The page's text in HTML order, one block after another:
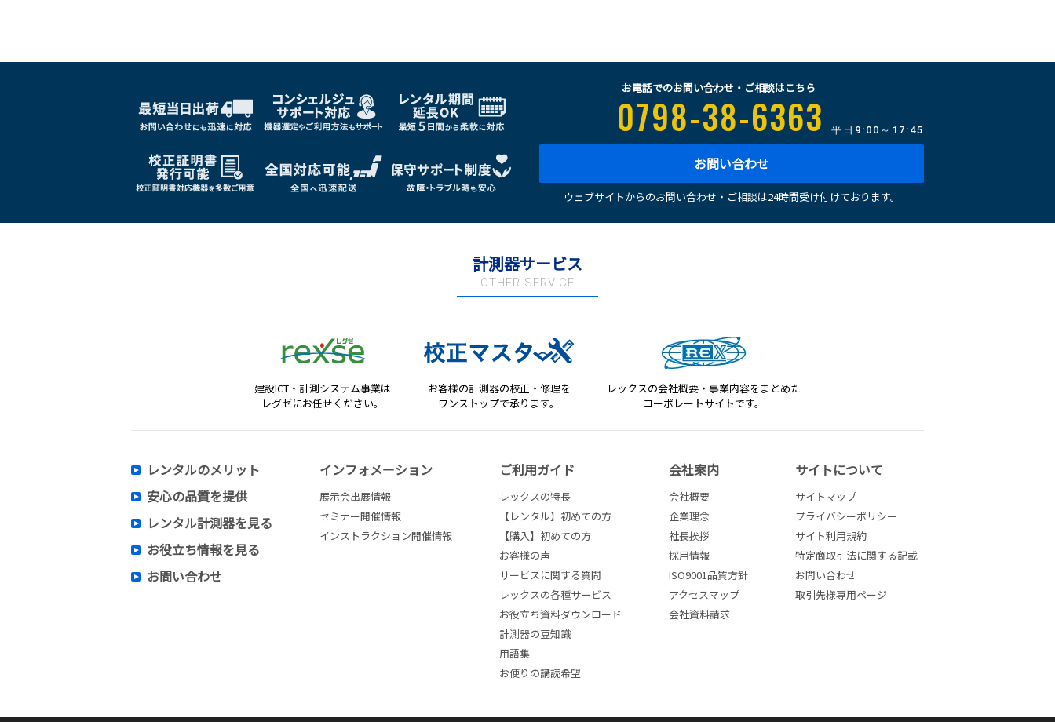
お電話でのお問い合わせ・ご相談はこちら
0798-38-6363 平日 9:00～17:45
お問い合わせ
ウェブサイトからのお問い合わせ・ご相談は24時間受け付けております。
計測器サービス
OTHER SERVICE
建設ICT・計測システム事業は
レグゼにお任せください。
お客様の計測器の校正・修理を
ワンストップで承ります。
レックスの会社概要・事業内容をまとめた
コーポレートサイトです。
レンタルのメリット
安心の品質を提供
レンタル計測器を見る
お役立ち情報を見る
お問い合わせ
インフォメーション
展示会出展情報
セミナー開催情報
インストラクション開催情報
ご利用ガイド
レックスの特長
【レンタル】初めての方
【購入】初めての方
お客様の声
サービスに関する質問
レックスの各種サービス
お役立ち資料ダウンロード
計測器の豆知識
用語集
お便りの講読希望
会社案内
会社概要
企業理念
社長挨拶
採用情報
ISO9001品質方針
アクセスマップ
会社資料請求
サイトについて
サイトマップ
プライバシーポリシー
サイト利用規約
特定商取引法に関する記載
お問い合わせ
取引先様専用ページ